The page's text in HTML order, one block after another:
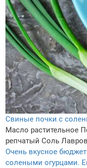
Свиные почки с
Масло растительное
репчатый Соль
Очень вкусное
солеными огурцами.